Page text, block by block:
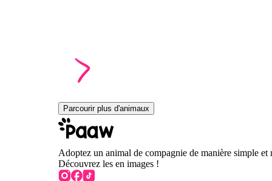
Parcourir plus d'animaux
Adoptez un animal de compagnie de manière simple et
Découvrez les en images !